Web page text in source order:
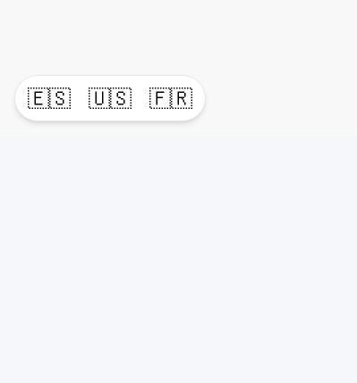
🇪🇸 🇺🇸 🇫🇷